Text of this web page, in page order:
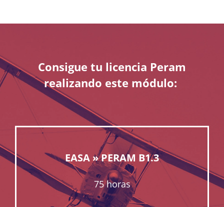
Consigue tu licencia Peram
realizando este módulo:
EASA » PERAM B1.3
75 horas